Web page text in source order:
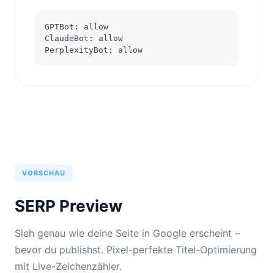
GPTBot: allow
ClaudeBot: allow
PerplexityBot: allow
VORSCHAU
SERP Preview
Sieh genau wie deine Seite in Google erscheint –
bevor du publishst. Pixel-perfekte Titel-Optimierung
mit Live-Zeichenzähler.